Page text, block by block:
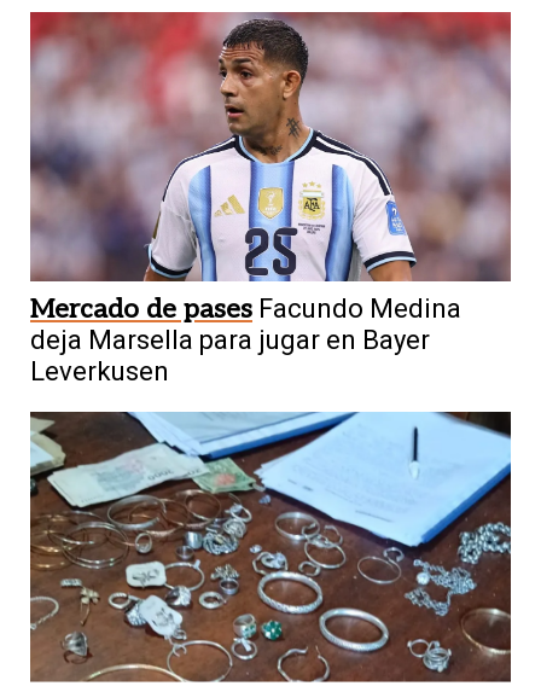
Mercado de pases Facundo Medina
deja Marsella para jugar en Bayer
Leverkusen